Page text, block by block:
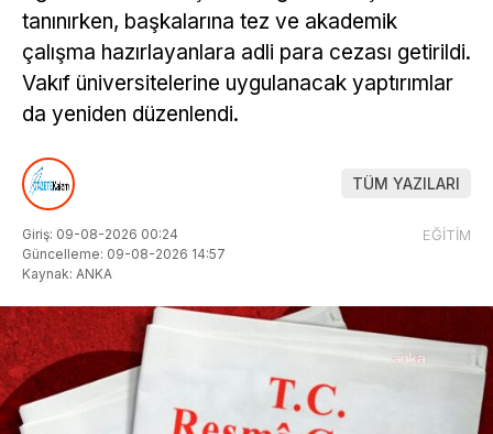
tanınırken, başkalarına tez ve akademik
çalışma hazırlayanlara adli para cezası getirildi.
Vakıf üniversitelerine uygulanacak yaptırımlar
da yeniden düzenlendi.
TÜM YAZILARI
Giriş: 09-08-2026 00:24
Güncelleme: 09-08-2026 14:57
Kaynak: ANKA
EĞİTİM